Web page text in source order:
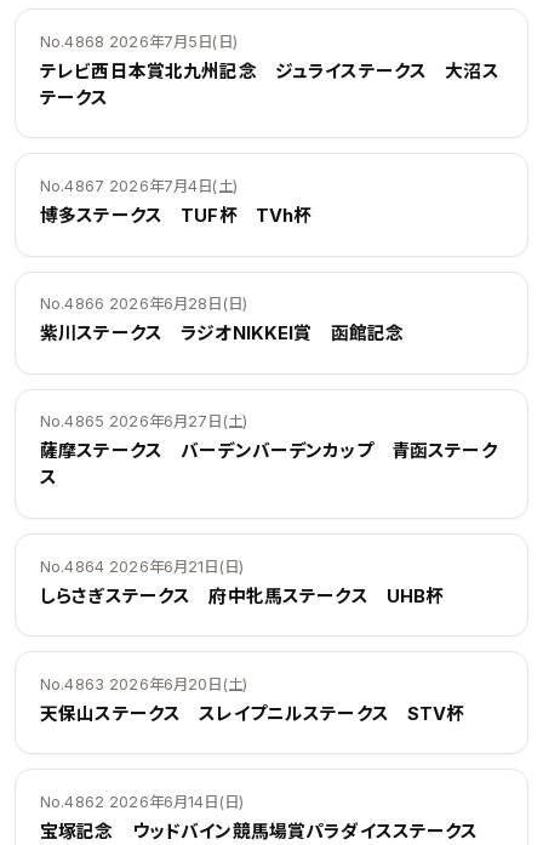
No.4868 2026年7月5日(日)
テレビ西日本賞北九州記念 ジュライステークス 大沼ス
テークス
No.4867 2026年7月4日(土)
博多ステークス TUF杯 TVh杯
No.4866 2026年6月28日(日)
紫川ステークス ラジオNIKKEI賞 函館記念
No.4865 2026年6月27日(土)
薩摩ステークス バーデンバーデンカップ 青函ステーク
ス
No.4864 2026年6月21日(日)
しらさぎステークス 府中牝馬ステークス UHB杯
No.4863 2026年6月20日(土)
天保山ステークス スレイプニルステークス STV杯
No.4862 2026年6月14日(日)
宝塚記念 ウッドバイン競馬場賞パラダイスステークス